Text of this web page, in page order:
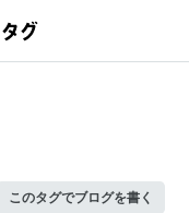
このタグでブログを書く